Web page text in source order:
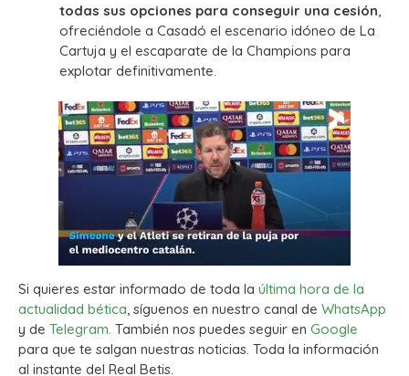
todas sus opciones para conseguir una cesión
ofreciéndole a Casadó el escenario idóneo de La
Cartuja y el escaparate de la Champions para
explotar definitivamente.
Si quieres estar informado de toda la última hora de la
actualidad bética, síguenos en nuestro canal de WhatsApp
y de Telegram. También nos puedes seguir en Google
para que te salgan nuestras noticias. Toda la información
al instante del Real Betis.